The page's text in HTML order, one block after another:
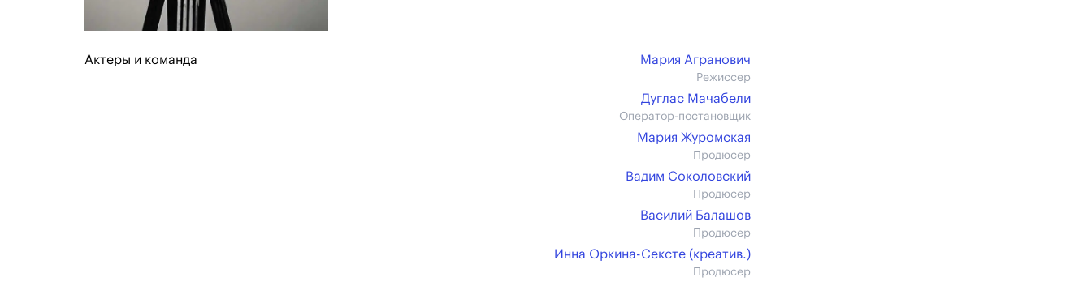
Актеры и команда Мария Агранович
Режиссер
Дуглас Мачабели
Оператор-постановщик
Мария Журомская
Продюсер
Вадим Соколовский
Продюсер
Василий Балашов
Продюсер
Инна Оркина-Сексте (креатив.)
Продюсер